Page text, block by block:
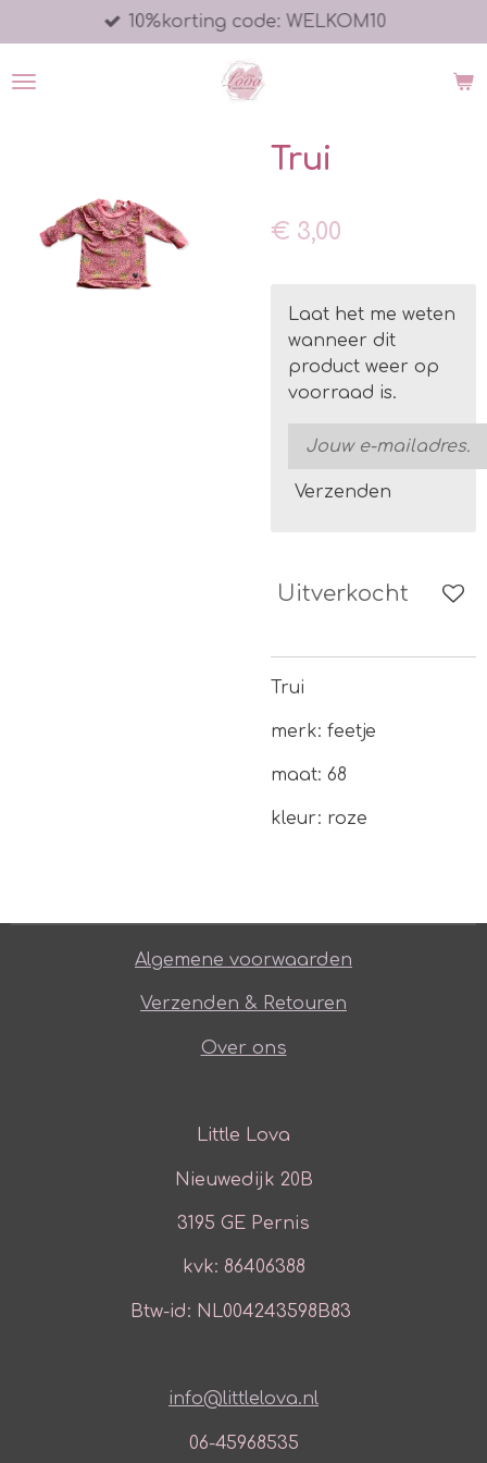
direct
naar
10%korting code: WELKOM10
Trui
€ 3,00
Laat het me weten
wanneer dit
product weer op
voorraad is.
Verzenden
Uitverkocht
Trui
merk: feetje
maat: 68
kleur: roze
Algemene voorwaarden
Verzenden & Retouren
Over ons
Little Lova
Nieuwedijk 20B
3195 GE Pernis
kvk: 86406388
Btw-id: NL004243598B83
info@littlelova.nl
06-45968535